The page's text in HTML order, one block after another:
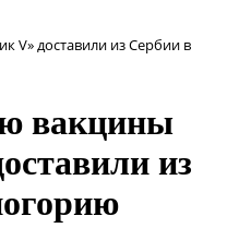
V» доставили из Сербии в
вакцины
из